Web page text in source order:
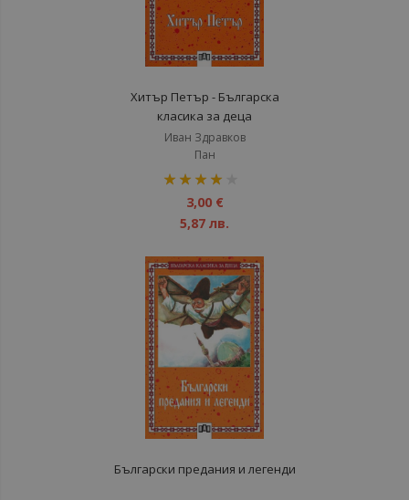
Хитър Петър - Българска
класика за деца
Иван Здравков
Пан
рейтинг:
3,00 €
5,87 лв.
Български предания и легенди